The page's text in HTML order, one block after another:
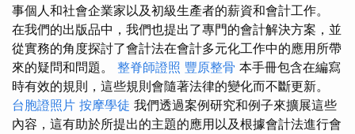
事個人和社會企業家以及初級生產者的薪資和會計工作。
在我們的出版品中，我們也提出了專門的會計解決方案，並
從實務的角度探討了會計法在會計多元化工作中的應用所帶
來的疑問和問題。 整脊師證照 豐原整骨 本手冊包含在編寫
時有效的規則，這些規則會隨著法律的變化而不斷更新。
台胞證照片 按摩學徒 我們透過案例研究和例子來擴展這些
內容，這有助於所提出的主題的應用以及根據會計法進行會